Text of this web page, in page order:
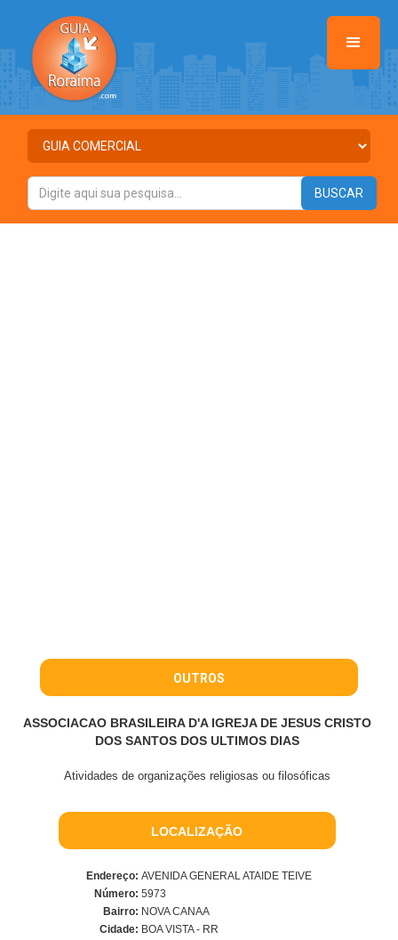
OUTROS
ASSOCIACAO BRASILEIRA D'A IGREJA DE JESUS CRISTO
DOS SANTOS DOS ULTIMOS DIAS
Atividades de organizações religiosas ou filosóficas
LOCALIZAÇÃO
Endereço: AVENIDA GENERAL ATAIDE TEIVE
Número: 5973
Bairro: NOVA CANAA
Cidade: BOA VISTA - RR